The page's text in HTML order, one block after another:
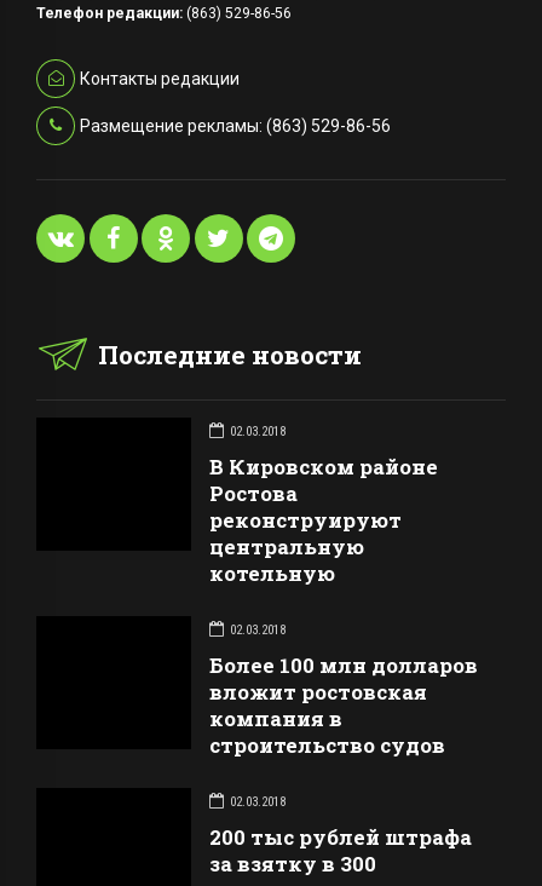
Телефон редакции: (863) 529-86-56
Контакты редакции
Размещение рекламы: (863) 529-86-56
Последние новости
02.03.2018
В Кировском районе
Ростова
реконструируют
центральную
котельную
02.03.2018
Более 100 млн долларов
вложит ростовская
компания в
строительство судов
02.03.2018
200 тыс рублей штрафа
за взятку в 300